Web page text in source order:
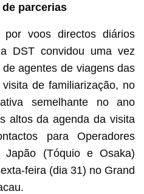
parcerias
por voos directos diários
DST convidou uma vez
agentes de viagens das
de familiarização, no
semelhante no ano
altos da agenda da visita
para Operadores
(Tóquio e Osaka)
feira (dia 31) no Grand